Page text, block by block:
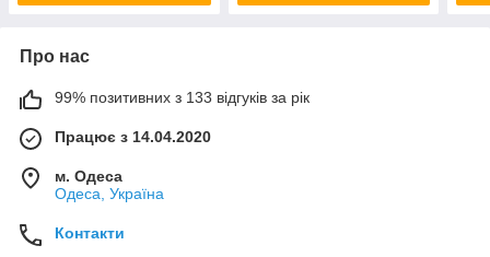
Про нас
99% позитивних з 133 відгуків за рік
Працює з 14.04.2020
м. Одеса
Одеса, Україна
Контакти